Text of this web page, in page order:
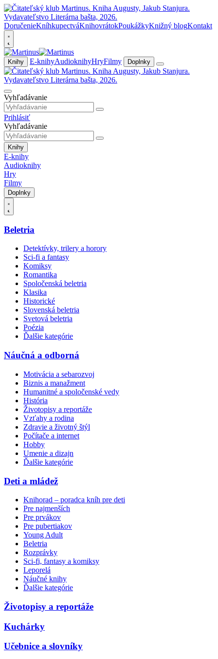
DoručenieKníhkupectváKnihovrátokPoukážkyKnižný blogKontakt
Knihy E-knihyAudioknihyHryFilmy Doplnky
Vyhľadávanie
Prihlásiť
Vyhľadávanie
Knihy
E-knihy
Audioknihy
Hry
Filmy
Doplnky
Beletria
Detektívky, trilery a horory
Sci-fi a fantasy
Komiksy
Romantika
Spoločenská beletria
Klasika
Historické
Slovenská beletria
Svetová beletria
Poézia
Ďalšie kategórie
Náučná a odborná
Motivácia a sebarozvoj
Biznis a manažment
Humanitné a spoločenské vedy
História
Životopisy a reportáže
Vzťahy a rodina
Zdravie a životný štýl
Počítače a internet
Hobby
Umenie a dizajn
Ďalšie kategórie
Deti a mládež
Knihorad – poradca kníh pre deti
Pre najmenších
Pre prvákov
Pre pubertiakov
Young Adult
Beletria
Rozprávky
Sci-fi, fantasy a komiksy
Leporelá
Náučné knihy
Ďalšie kategórie
Životopisy a reportáže
Kuchárky
Učebnice a slovníky